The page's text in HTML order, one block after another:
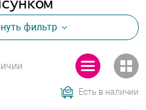
фильтр
Есть в наличии